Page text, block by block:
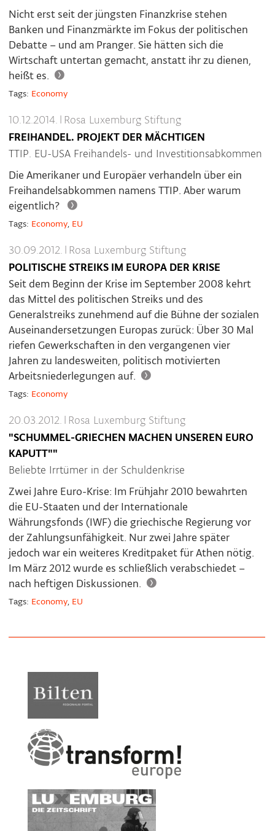
Nicht erst seit der jüngsten Finanzkrise stehen
Banken und Finanzmärkte im Fokus der politischen
Debatte – und am Pranger. Sie hätten sich die
Wirtschaft untertan gemacht, anstatt ihr zu dienen,
heißt es.
Tags: Economy
10.12.2014. | Rosa Luxemburg Stiftung
FREIHANDEL. PROJEKT DER MÄCHTIGEN
TTIP. EU-USA Freihandels- und Investitionsabkommen
Die Amerikaner und Europäer verhandeln über ein
Freihandelsabkommen namens TTIP. Aber warum
eigentlich?
Tags: Economy, EU
30.09.2012. | Rosa Luxemburg Stiftung
POLITISCHE STREIKS IM EUROPA DER KRISE
Seit dem Beginn der Krise im September 2008 kehrt
das Mittel des politischen Streiks und des
Generalstreiks zunehmend auf die Bühne der sozialen
Auseinandersetzungen Europas zurück: Über 30 Mal
riefen Gewerkschaften in den vergangenen vier
Jahren zu landesweiten, politisch motivierten
Arbeitsniederlegungen auf.
Tags: Economy
20.03.2012. | Rosa Luxemburg Stiftung
"SCHUMMEL-GRIECHEN MACHEN UNSEREN EURO
KAPUTT""
Beliebte Irrtümer in der Schuldenkrise
Zwei Jahre Euro-Krise: Im Frühjahr 2010 bewahrten
die EU-Staaten und der Internationale
Währungsfonds (IWF) die griechische Regierung vor
der Zahlungsunfähigkeit. Nur zwei Jahre später
jedoch war ein weiteres Kreditpaket für Athen nötig.
Im März 2012 wurde es schließlich verabschiedet –
nach heftigen Diskussionen.
Tags: Economy, EU